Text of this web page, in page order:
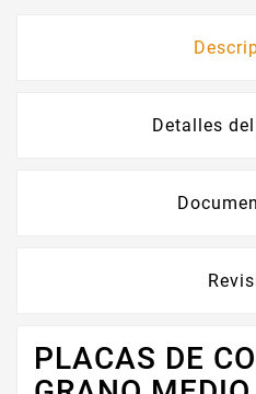
Detalles
PLACAS DE